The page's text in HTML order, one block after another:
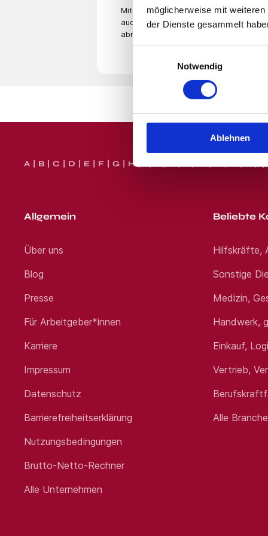
möglicherweise mit
der Dienste gesammelt
Notwendig
Ablehnen
Versichern heißt
einem breiten Leistungs- und
Versicherungsvermittlern in
Für eine unserer
Junior Account
Ihre Aufgaben
Sie möchten sich im Bereich
unterstützen wir Sie mit einer
Sie unterstützen bei der
Sie bearbeiten
Sie arbeiten eng mit
Mit der Eingabe Deiner E-Mail­adresse
auch unsere Datenschutzerklärung. Du
abmelden.
A B C D E F G H
Allgemein
Über uns
Blog
Presse
Für Arbeitgeber*innen
Karriere
Impressum
Datenschutz
Barrierefreiheitserklärung
Nutzungsbedingungen
Brutto-Netto-Rechner
Alle Unternehmen
Beliebte
Hilfskräfte,
Sonstige
Medizin,
Handwerk,
Einkauf,
Vertrieb,
Alle